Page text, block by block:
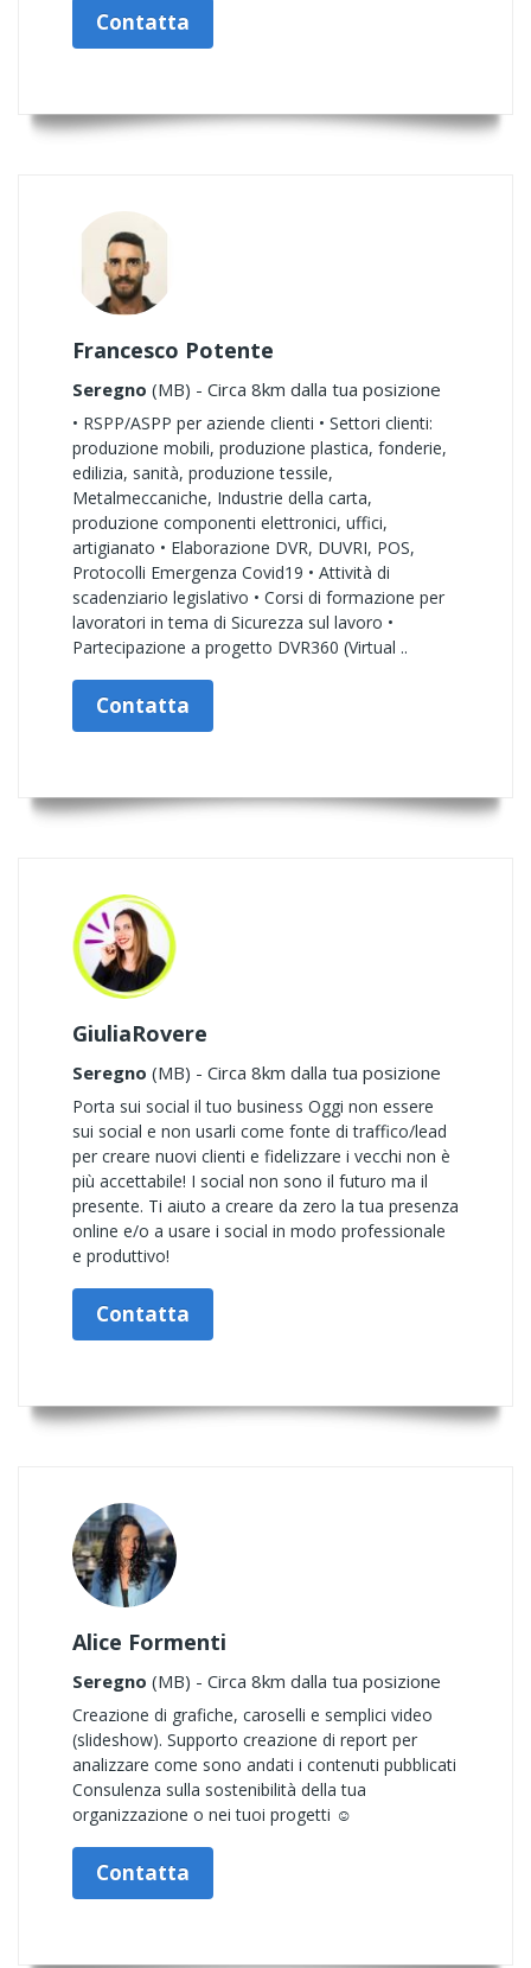
Contatta
Francesco Potente
Seregno (MB) - Circa 8km dalla tua posizione
• RSPP/ASPP per aziende clienti • Settori clienti:
produzione mobili, produzione plastica, fonderie,
edilizia, sanità, produzione tessile,
Metalmeccaniche, Industrie della carta,
produzione componenti elettronici, uffici,
artigianato • Elaborazione DVR, DUVRI, POS,
Protocolli Emergenza Covid19 • Attività di
scadenziario legislativo • Corsi di formazione per
lavoratori in tema di Sicurezza sul lavoro •
Partecipazione a progetto DVR360 (Virtual ..
Contatta
GiuliaRovere
Seregno (MB) - Circa 8km dalla tua posizione
Porta sui social il tuo business Oggi non essere
sui social e non usarli come fonte di traffico/lead
per creare nuovi clienti e fidelizzare i vecchi non è
più accettabile! I social non sono il futuro ma il
presente. Ti aiuto a creare da zero la tua presenza
online e/o a usare i social in modo professionale
e produttivo!
Contatta
Alice Formenti
Seregno (MB) - Circa 8km dalla tua posizione
Creazione di grafiche, caroselli e semplici video
(slideshow). Supporto creazione di report per
analizzare come sono andati i contenuti pubblicati
Consulenza sulla sostenibilità della tua
organizzazione o nei tuoi progetti ☺️
Contatta